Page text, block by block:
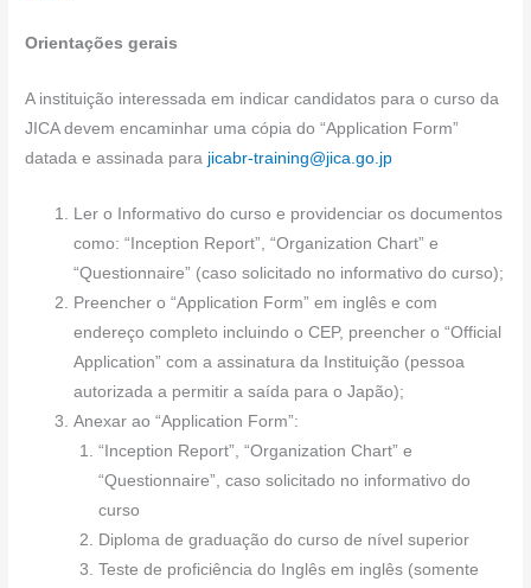
Orientações gerais
A instituição interessada em indicar candidatos para o curso da
JICA devem encaminhar uma cópia do “Application Form”
datada e assinada para jicabr-training@jica.go.jp
Ler o Informativo do curso e providenciar os documentos
como: “Inception Report”, “Organization Chart” e
“Questionnaire” (caso solicitado no informativo do curso);
Preencher o “Application Form” em inglês e com
endereço completo incluindo o CEP, preencher o “Official
Application” com a assinatura da Instituição (pessoa
autorizada a permitir a saída para o Japão);
Anexar ao “Application Form”:
“Inception Report”, “Organization Chart” e
“Questionnaire”, caso solicitado no informativo do
curso
Diploma de graduação do curso de nível superior
Teste de proficiência do Inglês em inglês (somente